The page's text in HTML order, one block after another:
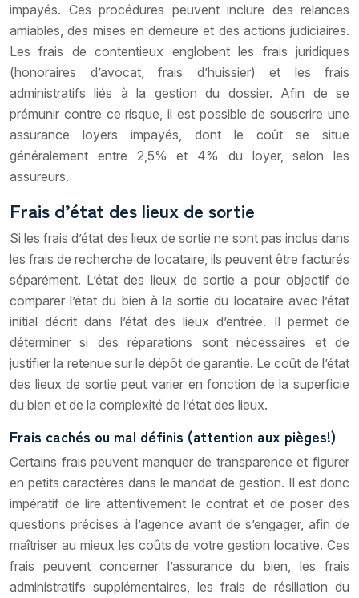
impayés. Ces procédures peuvent inclure des relances
amiables, des mises en demeure et des actions judiciaires.
Les frais de contentieux englobent les frais juridiques
(honoraires d’avocat, frais d’huissier) et les frais
administratifs liés à la gestion du dossier. Afin de se
prémunir contre ce risque, il est possible de souscrire une
assurance loyers impayés, dont le coût se situe
généralement entre 2,5% et 4% du loyer, selon les
assureurs.
Frais d’état des lieux de sortie
Si les frais d’état des lieux de sortie ne sont pas inclus dans
les frais de recherche de locataire, ils peuvent être facturés
séparément. L’état des lieux de sortie a pour objectif de
comparer l’état du bien à la sortie du locataire avec l’état
initial décrit dans l’état des lieux d’entrée. Il permet de
déterminer si des réparations sont nécessaires et de
justifier la retenue sur le dépôt de garantie. Le coût de l’état
des lieux de sortie peut varier en fonction de la superficie
du bien et de la complexité de l’état des lieux.
Frais cachés ou mal définis (attention aux pièges!)
Certains frais peuvent manquer de transparence et figurer
en petits caractères dans le mandat de gestion. Il est donc
impératif de lire attentivement le contrat et de poser des
questions précises à l’agence avant de s’engager, afin de
maîtriser au mieux les coûts de votre gestion locative. Ces
frais peuvent concerner l’assurance du bien, les frais
administratifs supplémentaires, les frais de résiliation du